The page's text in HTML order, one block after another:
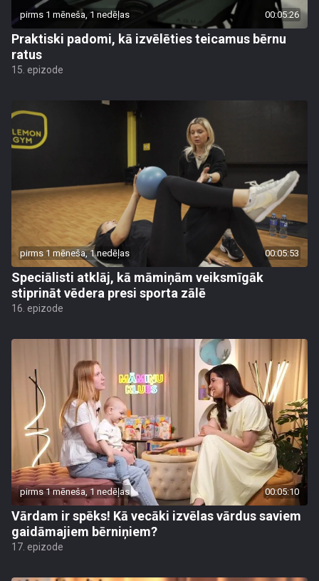
pirms 1 mēneša, 1 nedēļas 00:05:26
Praktiski padomi, kā izvēlēties teicamus bērnu
ratus
15. epizode
pirms 1 mēneša, 1 nedēļas 00:05:53
Speciālisti atklāj, kā māmiņām veiksmīgāk
stiprināt vēdera presi sporta zālē
16. epizode
pirms 1 mēneša, 1 nedēļas 00:05:10
Vārdam ir spēks! Kā vecāki izvēlas vārdus saviem
gaidāmajiem bērniņiem?
17. epizode